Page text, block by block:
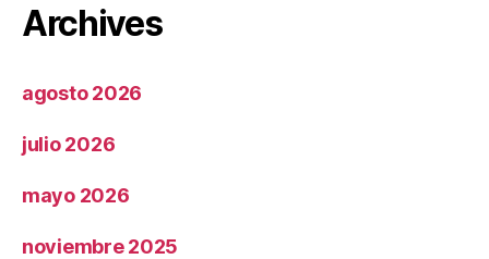
Archives
agosto 2026
julio 2026
mayo 2026
noviembre 2025